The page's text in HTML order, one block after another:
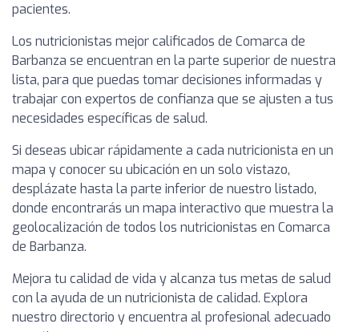
pacientes.
Los nutricionistas mejor calificados de Comarca de
Barbanza se encuentran en la parte superior de nuestra
lista, para que puedas tomar decisiones informadas y
trabajar con expertos de confianza que se ajusten a tus
necesidades específicas de salud.
Si deseas ubicar rápidamente a cada nutricionista en un
mapa y conocer su ubicación en un solo vistazo,
desplázate hasta la parte inferior de nuestro listado,
donde encontrarás un mapa interactivo que muestra la
geolocalización de todos los nutricionistas en Comarca
de Barbanza.
Mejora tu calidad de vida y alcanza tus metas de salud
con la ayuda de un nutricionista de calidad. Explora
nuestro directorio y encuentra al profesional adecuado